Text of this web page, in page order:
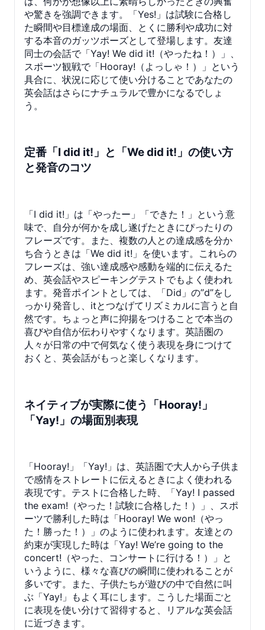
や驚きを強調できます。「Yes!」は試験に合格し
た瞬間や目標達成の場面、とくに勝利や成功に対
する本音のガッツポーズとして登場します。友達
同士の会話で「Yay! We did it!（やったね！）」、
スポーツ観戦で「Hooray!（よっしゃ！）」という
具合に、状況に応じて使い分けることであなたの
英会話はさらにナチュラルで豊かになるでしょ
う。
定番「I did it!」と「We did it!」の使い方
と発音のコツ
「I did it!」は「やったー」「できた！」という意
味で、自分が何かを成し遂げたときにぴったりの
フレーズです。また、複数の人との達成感を分か
ち合うときは「We did it!」を使います。これらの
フレーズは、強い達成感や感動を端的に伝えるた
め、英会話やスピーキングテストでもよく使われ
ます。発音ポイントとしては、「Did」の”d”をし
っかり発音し、itとつなげてリズミカルに言うと自
然です。ちょっと声に抑揚をつけることで本当の
喜びや自信が伝わりやすくなります。英語圏の
人々が日常の中で何気なく使う表現を身につけて
おくと、英会話がもっと楽しくなります。
ネイティブが実際に使う「Hooray!」
「Yay!」の場面別表現
「Hooray!」「Yay!」は、英語圏で大人から子供ま
で感情をストレートに伝えるときによく使われる
表現です。テストに合格した時、「Yay! I passed
the exam!（やった！試験に合格した！）」、スポ
ーツで勝利した時は「Hooray! We won!（やっ
た！勝った！）」のように使われます。友達との
約束が実現した時は「Yay! We’re going to the
concert!（やった、コンサートに行ける！）」と
いうように、様々な喜びの瞬間に使われることが
多いです。また、子供たちが遊びの中で自然に叫
ぶ「Yay!」もよく耳にします。こうした場面ごと
に表現を使い分けて習得すると、リアルな英会話
に近づきます。